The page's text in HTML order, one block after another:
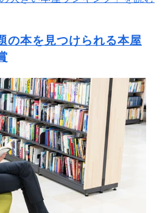
の本を見つけられる本屋